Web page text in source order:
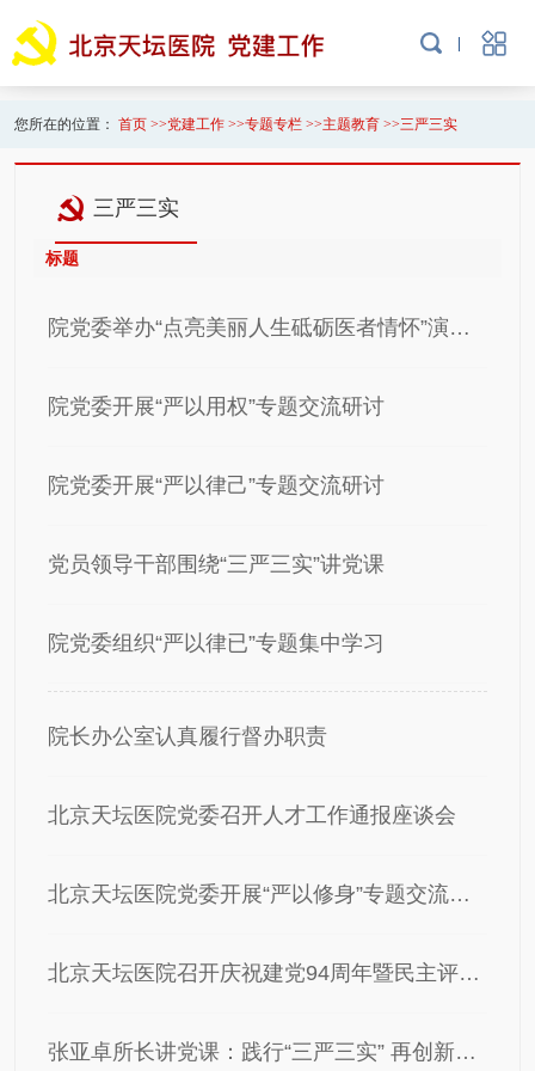
您所在的位置： 首页>>党建工作>>专题专栏>>主题教育>>三严三实
三严三实
标题
院党委举办“点亮美丽人生砥砺医者情怀”演讲比赛暨读书报告会
院党委开展“严以用权”专题交流研讨
院党委开展“严以律己”专题交流研讨
党员领导干部围绕“三严三实”讲党课
院党委组织“严以律已”专题集中学习
院长办公室认真履行督办职责
北京天坛医院党委召开人才工作通报座谈会
北京天坛医院党委开展“严以修身”专题交流研讨
北京天坛医院召开庆祝建党94周年暨民主评议总结表彰大会
张亚卓所长讲党课：践行“三严三实” 再创新的辉煌